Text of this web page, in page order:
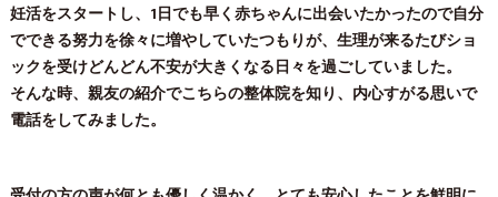
妊活をスタートし、1日でも早く赤ちゃんに出会いたかったので自分
でできる努力を徐々に増やしていたつもりが、生理が来るたびショ
ックを受けどんどん不安が大きくなる日々を過ごしていました。
そんな時、親友の紹介でこちらの整体院を知り、内心すがる思いで
電話をしてみました。